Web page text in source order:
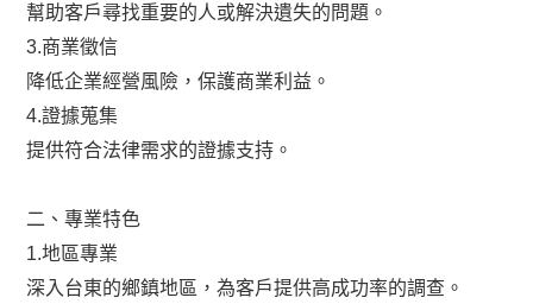
幫助客戶尋找重要的人或解決遺失的問題。
3.商業徵信
降低企業經營風險，保護商業利益。
4.證據蒐集
提供符合法律需求的證據支持。
二、專業特色
1.地區專業
深入台東的鄉鎮地區，為客戶提供高成功率的調查。